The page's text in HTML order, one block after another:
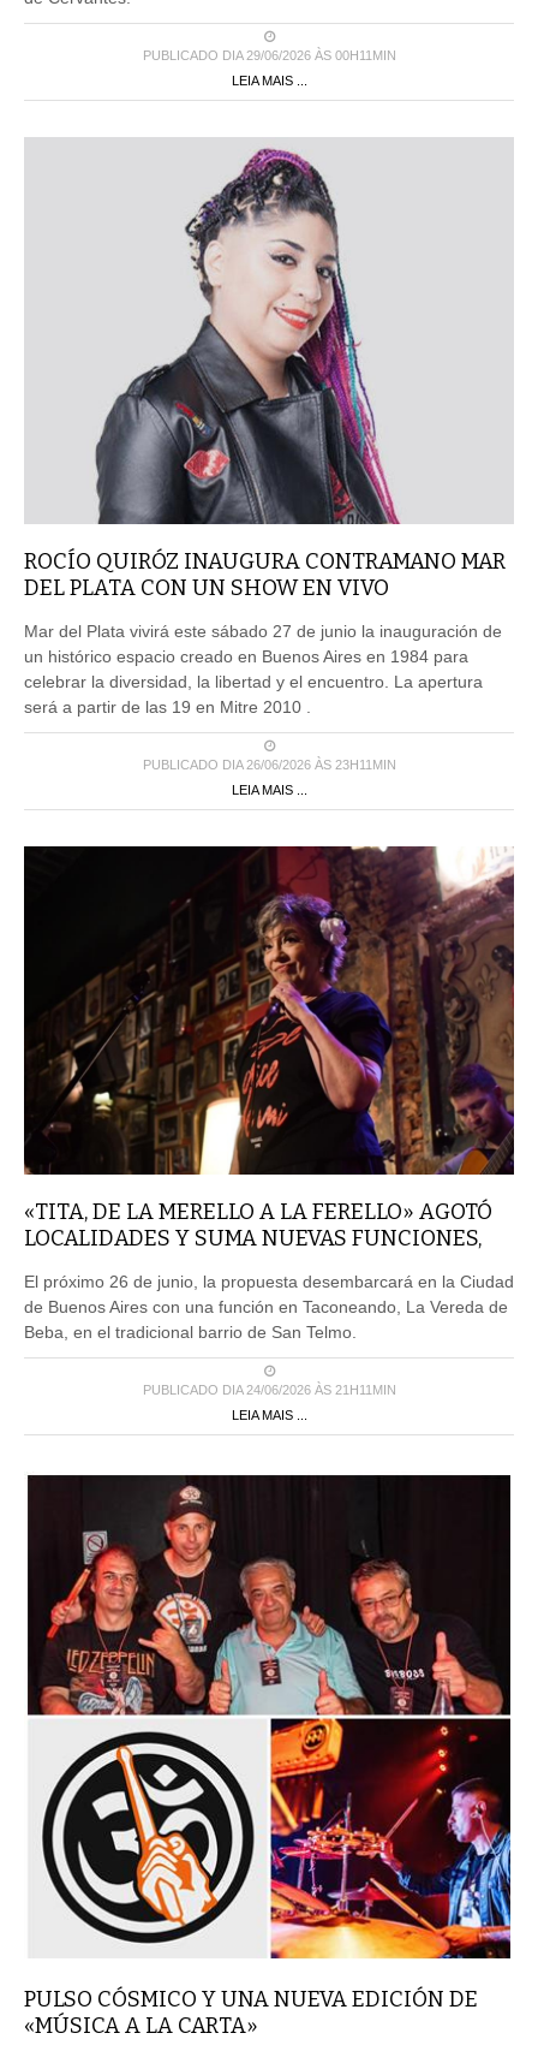
PUBLICADO DIA 29/06/2026 ÀS 00H11MIN
LEIA MAIS ...
ROCÍO QUIRÓZ INAUGURA CONTRAMANO MAR
DEL PLATA CON UN SHOW EN VIVO
Mar del Plata vivirá este sábado 27 de junio la inauguración de
un histórico espacio creado en Buenos Aires en 1984 para
celebrar la diversidad, la libertad y el encuentro. La apertura
será a partir de las 19 en Mitre 2010 .
PUBLICADO DIA 26/06/2026 ÀS 23H11MIN
LEIA MAIS ...
«TITA, DE LA MERELLO A LA FERELLO» AGOTÓ
LOCALIDADES Y SUMA NUEVAS FUNCIONES,
El próximo 26 de junio, la propuesta desembarcará en la Ciudad
de Buenos Aires con una función en Taconeando, La Vereda de
Beba, en el tradicional barrio de San Telmo.
PUBLICADO DIA 24/06/2026 ÀS 21H11MIN
LEIA MAIS ...
PULSO CÓSMICO Y UNA NUEVA EDICIÓN DE
«MÚSICA A LA CARTA»